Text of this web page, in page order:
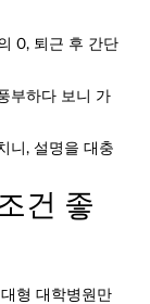
0, 퇴근 후 간단
부하다 보니 가
니, 설명을 대충
건 좋
형 대학병원만